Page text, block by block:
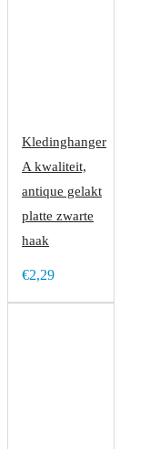
Kledinghanger
A kwaliteit,
antique gelakt
platte zwarte
haak
€2,29